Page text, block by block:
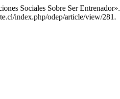
Sociales Sobre Ser Entrenador».
index.php/odep/article/view/281.